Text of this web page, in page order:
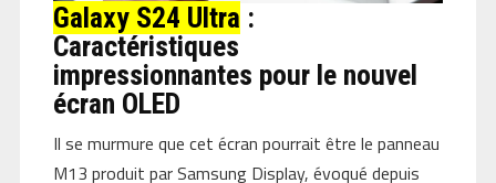
Galaxy S24 Ultra :
Caractéristiques
impressionnantes pour le nouvel
écran OLED
Il se murmure que cet écran pourrait être le panneau
M13 produit par Samsung Display, évoqué depuis